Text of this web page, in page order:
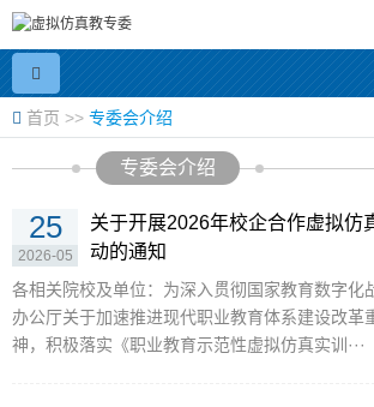
首页 >> 专委会介绍
专委会介绍
25
2026-05
关于开展2026年校企合作虚拟仿
动的通知
各相关院校及单位：为深入贯彻国家教育数字化
办公厅关于加速推进现代职业教育体系建设改革
神，积极落实《职业教育示范性虚拟仿真实训···